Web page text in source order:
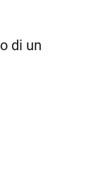
di un